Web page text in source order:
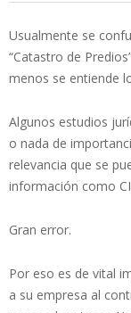
Usualmente se
“Catastro de
menos se entiende
Algunos estudios
o nada de
relevancia que se
información como
Gran error.
Por eso es de vital
a su empresa al